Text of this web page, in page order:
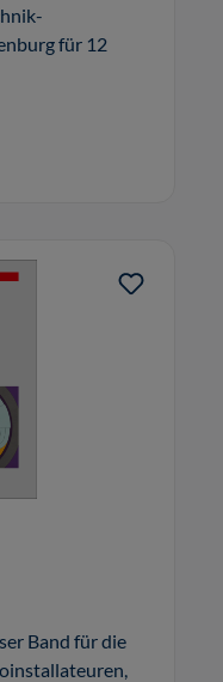
für 12
Band für die